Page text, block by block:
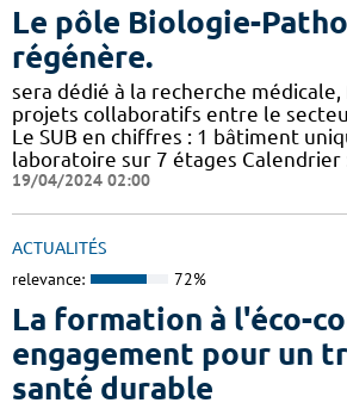
Le pôle Biologie-
régénère.
sera dédié à la recherche
projets collaboratifs entre le
Le SUB en chiffres : 1 bâtiment
laboratoire sur 7 étages​​ Calendrier
19/04/2024 02:00
ACTUALITÉS
relevance: 72%
La formation à l'éco-
engagement pour un
santé durable